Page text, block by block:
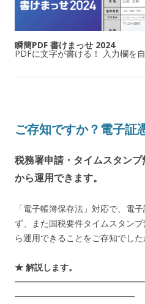
瞬簡PDF 書けまっせ 2024
PDFに文字が書ける！ 入力欄を
ご存知ですか？電子証
税務署申請・タイムスタン
から運用できます。
「電子帳簿保存法」対応で、電
ず、また国税要件タイムスタン
ら運用できることをご存知でした
★ 解説します。
━━━━━━━━━━━━━━